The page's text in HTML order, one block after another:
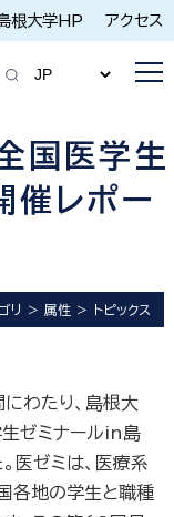
根大学HP アクセス
国医学生
催レポー
リ 属性 トピックス
たり、島根大
ゼミナールin島
医ゼミは、医療系
各地の学生と職種